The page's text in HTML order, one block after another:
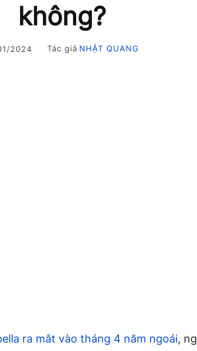
không?
2024 Tác giả NHẬT QUANG
ra mắt vào tháng 4 năm ngoái,